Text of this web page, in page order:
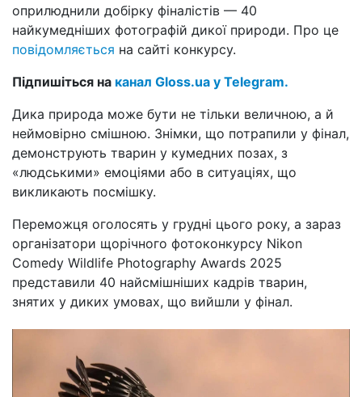
оприлюднили добірку фіналістів — 40
найкумедніших фотографій дикої природи. Про це
повідомляється на сайті конкурсу.
Підпишіться на канал Gloss.ua у Telegram.
Дика природа може бути не тільки величною, а й
неймовірно смішною. Знімки, що потрапили у фінал,
демонструють тварин у кумедних позах, з
«людськими» емоціями або в ситуаціях, що
викликають посмішку.
Переможця оголосять у грудні цього року, а зараз
організатори щорічного фотоконкурсу Nikon
Comedy Wildlife Photography Awards 2025
представили 40 найсмішніших кадрів тварин,
знятих у диких умовах, що вийшли у фінал.